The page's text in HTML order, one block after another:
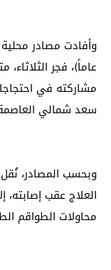
عاماً)، فجر
مشاركته في
سعد شمالي
وبحسب المصادر،
العلاج عقب إصابته،
محاولات الطواقم